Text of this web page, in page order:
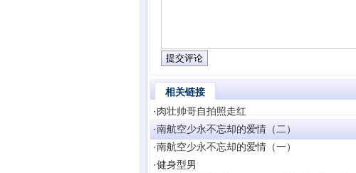
相关链接
·肉壮帅哥自拍照走红
·南航空少永不忘却的爱情（二）
·南航空少永不忘却的爱情（一）
·健身型男